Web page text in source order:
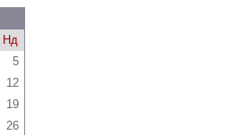
Нд
5
12
19
26